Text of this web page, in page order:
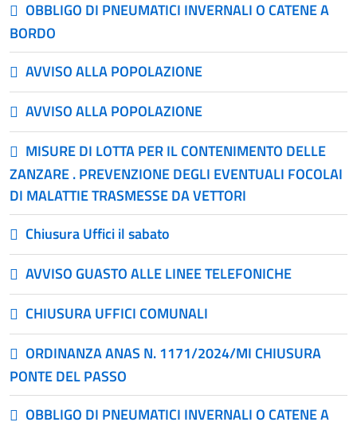
OBBLIGO DI PNEUMATICI INVERNALI O CATENE A
BORDO
AVVISO ALLA POPOLAZIONE
AVVISO ALLA POPOLAZIONE
MISURE DI LOTTA PER IL CONTENIMENTO DELLE
ZANZARE . PREVENZIONE DEGLI EVENTUALI FOCOLAI
DI MALATTIE TRASMESSE DA VETTORI
Chiusura Uffici il sabato
AVVISO GUASTO ALLE LINEE TELEFONICHE
CHIUSURA UFFICI COMUNALI
ORDINANZA ANAS N. 1171/2024/MI CHIUSURA
PONTE DEL PASSO
OBBLIGO DI PNEUMATICI INVERNALI O CATENE A